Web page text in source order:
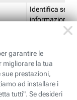
Identifica se
informazioni
Limite di
Identifica se
ricontrollare
corrispondenti
(impostata da